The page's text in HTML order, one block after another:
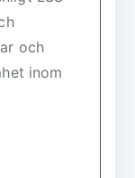
och
inom